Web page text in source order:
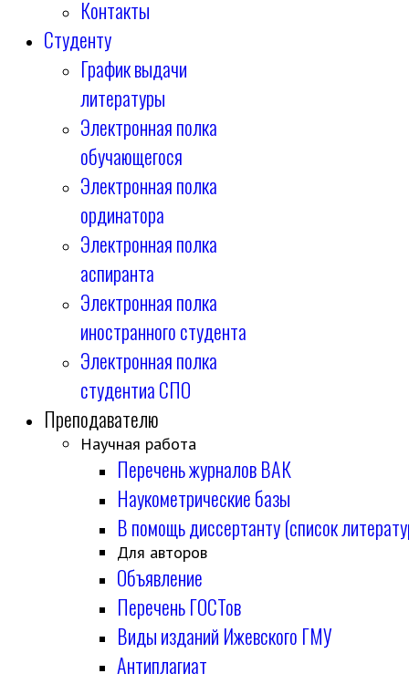
Контакты
Студенту
График выдачи
литературы
Электронная полка
обучающегося
Электронная полка
ординатора
Электронная полка
аспиранта
Электронная полка
иностранного студента
Электронная полка
студентиа СПО
Преподавателю
Научная работа
Перечень журналов ВАК
Наукометрические базы
В помощь диссертанту (список
Для авторов
Объявление
Перечень ГОСТов
Виды изданий Ижевского ГМУ
Антиплагиат